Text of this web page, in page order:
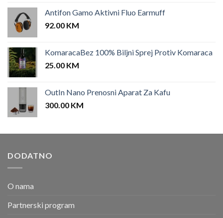
Antifon Gamo Aktivni Fluo Earmuff
92.00 KM
KomaracaBez 100% Biljni Sprej Protiv Komaraca
25.00 KM
OutIn Nano Prenosni Aparat Za Kafu
300.00 KM
DODATNO
O nama
Partnerski program